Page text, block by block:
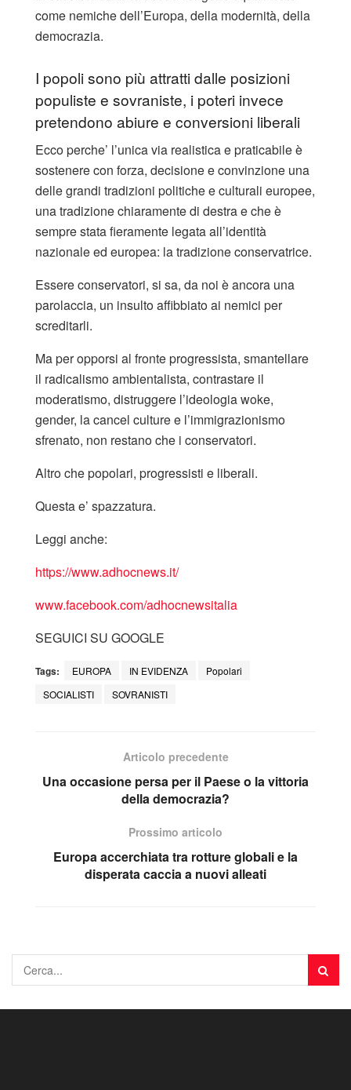
come nemiche dell’Europa, della modernità, della
democrazia.
I popoli sono più attratti dalle posizioni
populiste e sovraniste, i poteri invece
pretendono abiure e conversioni liberali
Ecco perche’ l’unica via realistica e praticabile è
sostenere con forza, decisione e convinzione una
delle grandi tradizioni politiche e culturali europee,
una tradizione chiaramente di destra e che è
sempre stata fieramente legata all’identità
nazionale ed europea: la tradizione conservatrice.
Essere conservatori, si sa, da noi è ancora una
parolaccia, un insulto affibbiato ai nemici per
screditarli.
Ma per opporsi al fronte progressista, smantellare
il radicalismo ambientalista, contrastare il
moderatismo, distruggere l’ideologia woke,
gender, la cancel culture e l’immigrazionismo
sfrenato, non restano che i conservatori.
Altro che popolari, progressisti e liberali.
Questa e’ spazzatura.
Leggi anche:
https://www.adhocnews.it/
www.facebook.com/adhocnewsitalia
SEGUICI SU GOOGLE
Tags: EUROPA IN EVIDENZA
Popolari
SOCIALISTI
SOVRANISTI
Articolo precedente
Una occasione persa per il Paese o la vittoria
della democrazia?
Prossimo articolo
Europa accerchiata tra rotture globali e la
disperata caccia a nuovi alleati